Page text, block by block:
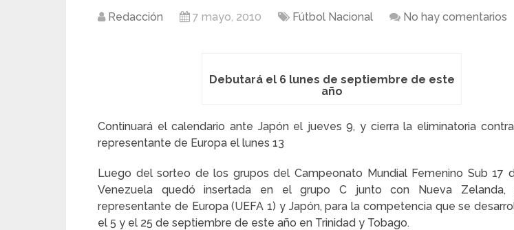
Redacción 7 mayo, 2010 Fútbol Nacional No hay comentarios
Debutará el 6 lunes de septiembre de este
año
Continuará el calendario ante Japón el jueves 9, y cierra la eliminatoria
representante de Europa el lunes 13
Luego del sorteo de los grupos del Campeonato Mundial Femenino Sub 17
Venezuela quedó insertada en el grupo C junto con Nueva Zelanda,
representante de Europa (UEFA 1) y Japón, para la competencia que se
el 5 y el 25 de septiembre de este año en Trinidad y Tobago.